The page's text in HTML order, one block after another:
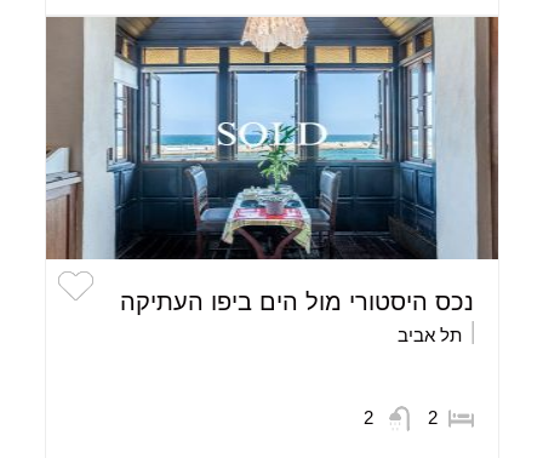
נכס היסטורי מול הים ביפו העתיקה
תל אביב
2
2